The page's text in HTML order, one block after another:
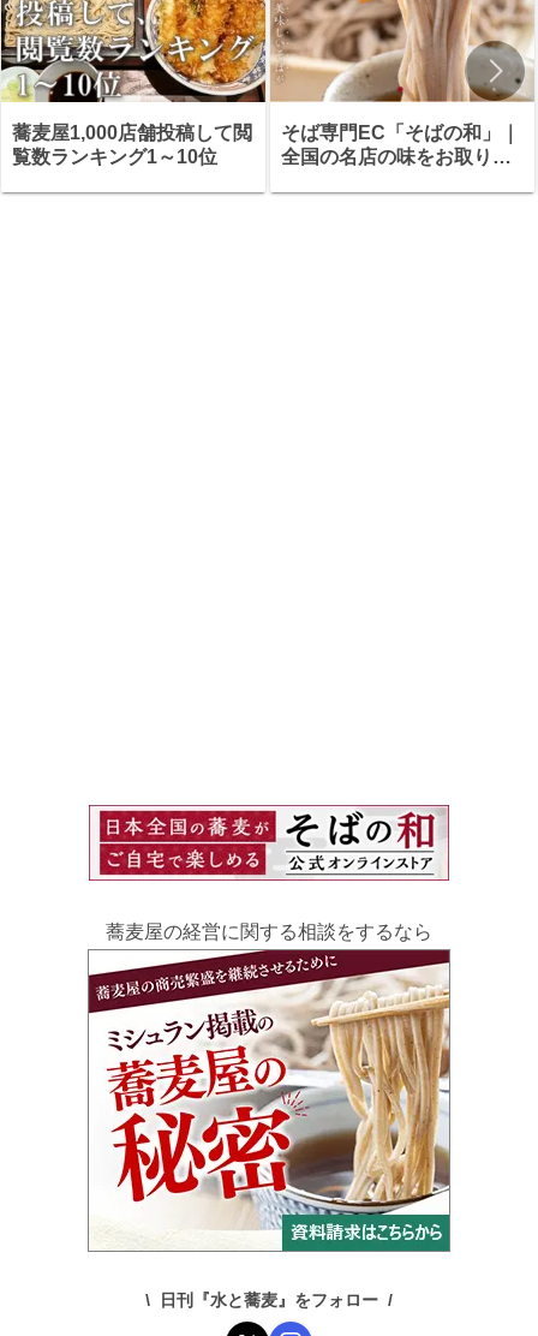
蕎麦屋1,000店舗投稿して閲
覧数ランキング1～10位
そば専門EC「そばの和」｜
全国の名店の味をお取り寄
蕎麦屋の経営に関する相談をするなら
日刊『水と蕎麦』をフォロー